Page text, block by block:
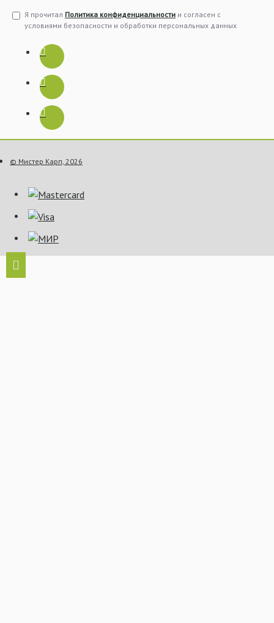
Я прочитал Политика конфиденциальности и согласен с
условиями безопасности и обработки персональных данных
© Мистер Карп, 2026